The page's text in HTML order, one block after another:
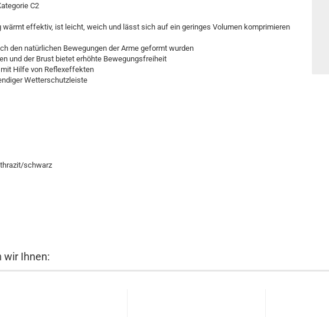
C2
wärmt effektiv, ist leicht, weich und lässt sich auf ein geringes Volumen komprimieren
den natürlichen Bewegungen der Arme geformt wurden
und der Brust bietet erhöhte Bewegungsfreiheit
Hilfe von Reflexeffekten
Wetterschutzleiste
schwarz
wir Ihnen: